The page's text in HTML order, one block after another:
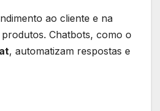
ao cliente e na
Chatbots, como o
, automatizam respostas e